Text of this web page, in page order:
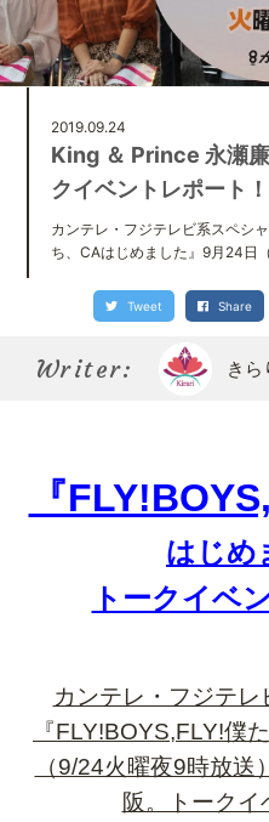
2019.09.24
King ＆ Prince 永瀬
クイベントレポート！
カンテレ・フジテレビ系スペシ
ち、CAはじめました』9月24日
Tweet Share
Writer: き
『
はじめ
トークイベ
カンテレ・フジテ
『FLY!BOYS,FLY!僕
（9/24火曜夜9時放
阪。トークイ
Category ライフ
About us きらり部女子に
Kirari bu